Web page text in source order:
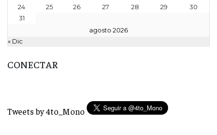
agosto 2026
24
25 26 27 28 29
30
31
« Dic
CONECTAR
Tweets by 4to_Mono